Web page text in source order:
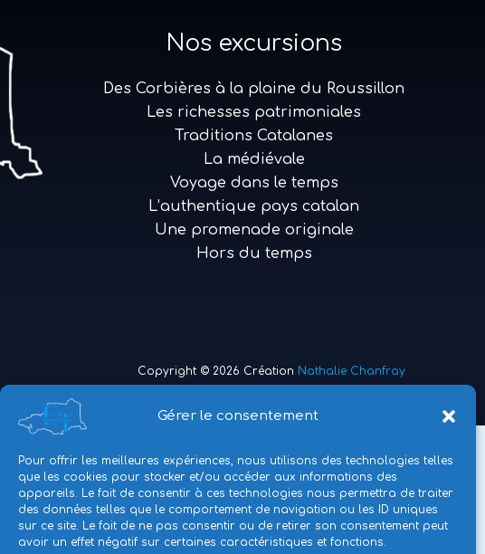
Gérer le consentement
Pour offrir les meilleures expériences, nous utilisons des technologies telles
que les cookies pour stocker et/ou accéder aux informations des
appareils. Le fait de consentir à ces technologies nous permettra de traiter
des données telles que le comportement de navigation ou les ID uniques
sur ce site. Le fait de ne pas consentir ou de retirer son consentement peut
avoir un effet négatif sur certaines caractéristiques et fonctions.
Nos excursions
Des Corbières à la plaine du Roussillon
Les richesses patrimoniales
Traditions Catalanes
La médiévale
Voyage dans le temps
L’authentique pays catalan
Une promenade originale
Hors du temps
Copyright © 2026 Création Nathalie Chanfray